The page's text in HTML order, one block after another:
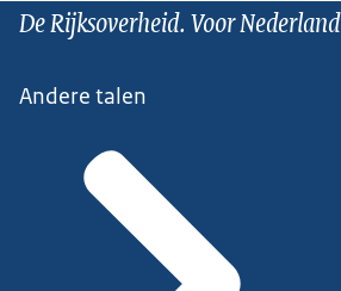
De Rijksoverheid. Voor Nederland
Andere talen